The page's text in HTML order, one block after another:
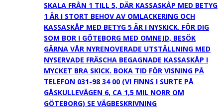
SKALA FRÅN 1 TILL 5, DÄR KASSASKÅP MED BETYG
1 ÄR I STORT BEHOV AV OMLACKERING OCH
KASSASKÅP MED BETYG 5 ÄR I NYSKICK. FÖR DIG
SOM BOR I GÖTEBORG MED OMNEJD, BESÖK
GÄRNA VÅR NYRENOVERADE UTSTÄLLNING MED
NYSERVADE FRÄSCHA BEGAGNADE KASSASKÅP I
MYCKET BRA SKICK. BOKA TID FÖR VISNING PÅ
TELEFON 031-98 34 00 (VI FINNS I SURTE PÅ
GÅSKULLEVÄGEN 6, CA 1,5 MIL NORR OM
GÖTEBORG) SE VÄGBESKRIVNING